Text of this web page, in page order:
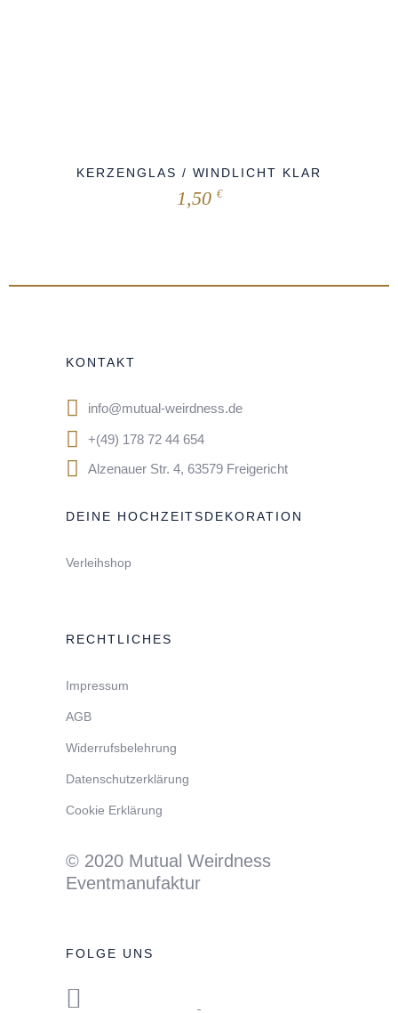
KERZENGLAS / WINDLICHT KLAR
1,50 €
KONTAKT
info@mutual-weirdness.de
+(49) 178 72 44 654
Alzenauer Str. 4, 63579 Freigericht
DEINE HOCHZEITSDEKORATION
Verleihshop
RECHTLICHES
Impressum
AGB
Widerrufsbelehrung
Datenschutzerklärung
Cookie Erklärung
© 2020 Mutual Weirdness
Eventmanufaktur
FOLGE UNS